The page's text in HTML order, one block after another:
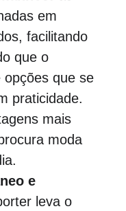
em
facilitando
que o
opções que se
praticidade.
mais
moda
e
leva o